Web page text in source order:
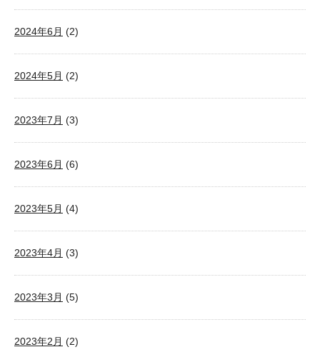
2024年6月 (2)
2024年5月 (2)
2023年7月 (3)
2023年6月 (6)
2023年5月 (4)
2023年4月 (3)
2023年3月 (5)
2023年2月 (2)